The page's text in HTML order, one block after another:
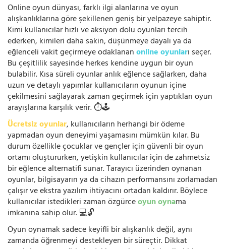
Online oyun dünyası, farklı ilgi alanlarına ve oyun
alışkanlıklarına göre şekillenen geniş bir yelpazeye sahiptir.
Kimi kullanıcılar hızlı ve aksiyon dolu oyunları tercih
ederken, kimileri daha sakin, düşünmeye dayalı ya da
eğlenceli vakit geçirmeye odaklananonline oyunları seçer.
Bu çeşitlilik sayesinde herkes kendine uygun bir oyun
bulabilir. Kısa süreli oyunlar anlık eğlence sağlarken, daha
uzun ve detaylı yapımlar kullanıcıların oyunun içine
çekilmesini sağlayarak zaman geçirmek için yaptıkları oyun
arayışlarına karşılık verir. ⏱️🕹️
Ücretsiz oyunlar, kullanıcıların herhangi bir ödeme
yapmadan oyun deneyimi yaşamasını mümkün kılar. Bu
durum özellikle çocuklar ve gençler için güvenli bir oyun
ortamı oluştururken, yetişkin kullanıcılar için de zahmetsiz
bir eğlence alternatifi sunar. Tarayıcı üzerinden oynanan
oyunlar, bilgisayarın ya da cihazın performansını zorlamadan
çalışır ve ekstra yazılım ihtiyacını ortadan kaldırır. Böylece
kullanıcılar istedikleri zaman özgürceoyun oynama
imkanına sahip olur. 💻🔓
Oyun oynamak sadece keyifli bir alışkanlık değil, aynı
zamanda öğrenmeyi destekleyen bir süreçtir. Dikkat